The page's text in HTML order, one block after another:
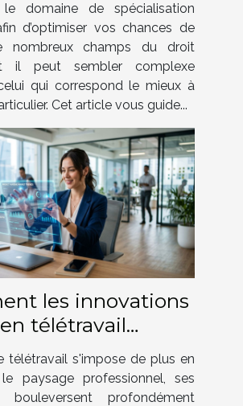
domaine de spécialisation
d’optimiser vos chances de
nombreux champs du droit
il peut sembler complexe
qui correspond le mieux à
Cet article vous guide...
les innovations
en télétravail
elles le
professionnel ?
télétravail s'impose de plus en
paysage professionnel, ses
bouleversent profondément